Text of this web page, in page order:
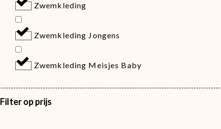
Zwemkleding
Zwemkleding Jongens
Zwemkleding Meisjes Baby
Filter op prijs